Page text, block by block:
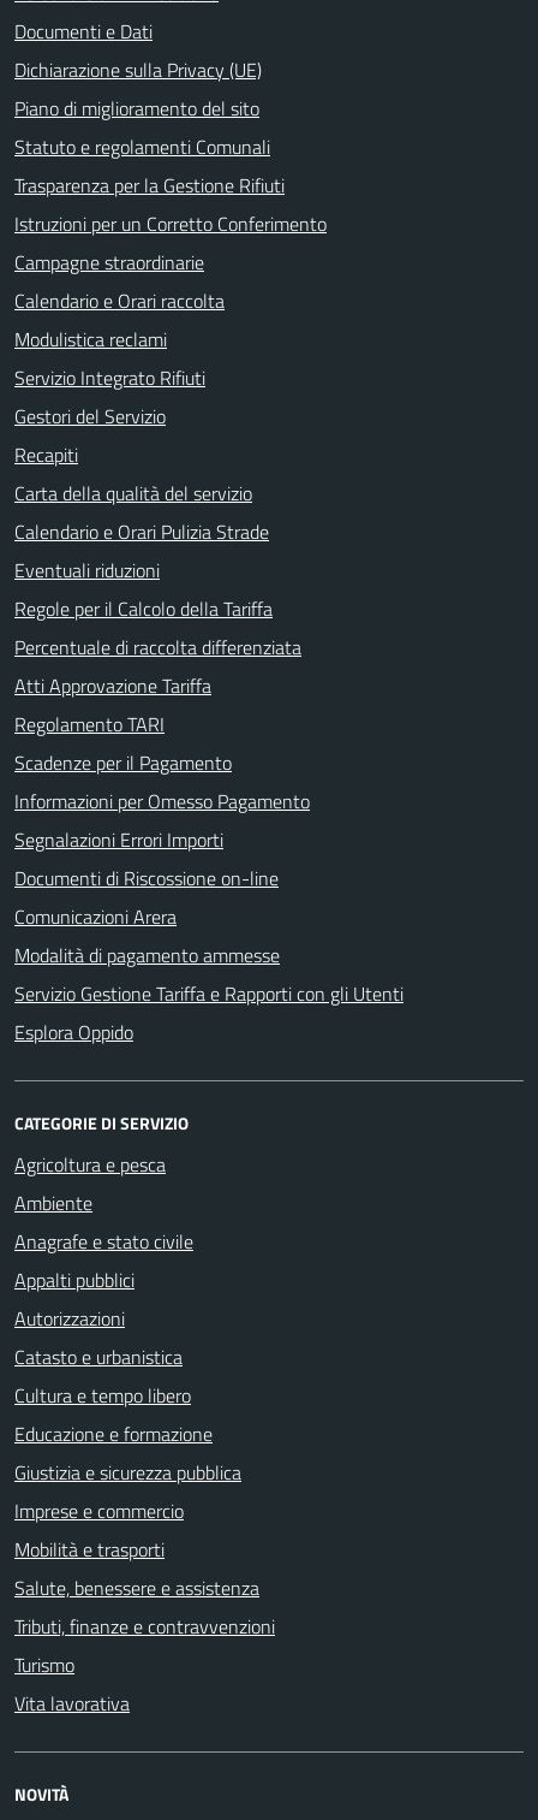
Documenti e Dati
Dichiarazione sulla Privacy (UE)
Piano di miglioramento del sito
Statuto e regolamenti Comunali
Trasparenza per la Gestione Rifiuti
Istruzioni per un Corretto Conferimento
Campagne straordinarie
Calendario e Orari raccolta
Modulistica reclami
Servizio Integrato Rifiuti
Gestori del Servizio
Recapiti
Carta della qualità del servizio
Calendario e Orari Pulizia Strade
Eventuali riduzioni
Regole per il Calcolo della Tariffa
Percentuale di raccolta differenziata
Atti Approvazione Tariffa
Regolamento TARI
Scadenze per il Pagamento
Informazioni per Omesso Pagamento
Segnalazioni Errori Importi
Documenti di Riscossione on-line
Comunicazioni Arera
Modalità di pagamento ammesse
Servizio Gestione Tariffa e Rapporti con gli Utenti
Esplora Oppido
CATEGORIE DI SERVIZIO
Agricoltura e pesca
Ambiente
Anagrafe e stato civile
Appalti pubblici
Autorizzazioni
Catasto e urbanistica
Cultura e tempo libero
Educazione e formazione
Giustizia e sicurezza pubblica
Imprese e commercio
Mobilità e trasporti
Salute, benessere e assistenza
Tributi, finanze e contravvenzioni
Turismo
Vita lavorativa
NOVITÀ